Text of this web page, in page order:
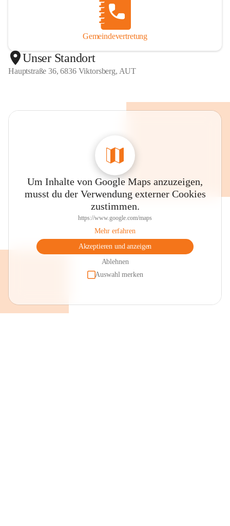
Gemeindevertretung
Unser Standort
Hauptstraße 36, 6836 Viktorsberg, AUT
Um Inhalte von Google Maps anzuzeigen,
musst du der Verwendung externer Cookies
zustimmen.
https://www.google.com/maps
Mehr erfahren
Akzeptieren und anzeigen
Ablehnen
Auswahl merken